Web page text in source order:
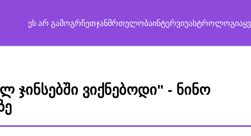
ეს არ გამოგრჩეთჯანმრთელობაინტერვიუასტროლოგია
ჯინსებში ვიქნებოდი" - ნინო